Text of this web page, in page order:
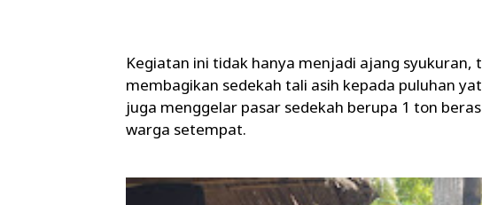
Kegiatan ini tidak hanya menjadi ajang syukuran,
membagikan sedekah tali asih kepada puluhan
juga menggelar pasar sedekah berupa 1 ton
warga setempat.